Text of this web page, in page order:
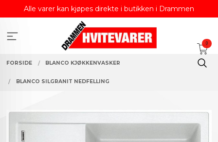
Alle varer kan kjøpes direkte i butikken i Drammen
0
FORSIDE BLANCO KJØKKENVASKER
BLANCO SILGRANIT NEDFELLING